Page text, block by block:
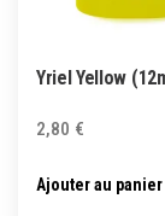
Yriel Yellow
2,80 €
Ajouter au panier